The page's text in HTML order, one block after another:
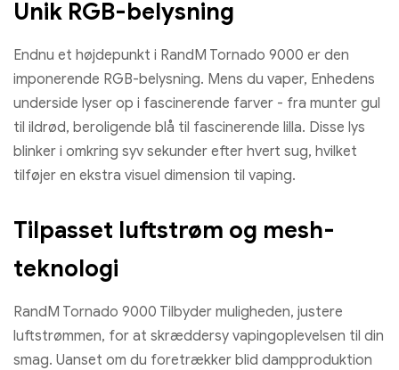
Unik RGB-belysning
Endnu et højdepunkt i RandM Tornado 9000 er den
imponerende RGB-belysning. Mens du vaper, Enhedens
underside lyser op i fascinerende farver - fra munter gul
til ildrød, beroligende blå til fascinerende lilla. Disse lys
blinker i omkring syv sekunder efter hvert sug, hvilket
tilføjer en ekstra visuel dimension til vaping.
Tilpasset luftstrøm og mesh-
teknologi
RandM Tornado 9000 Tilbyder muligheden, justere
luftstrømmen, for at skræddersy vapingoplevelsen til din
smag. Uanset om du foretrækker blid dampproduktion